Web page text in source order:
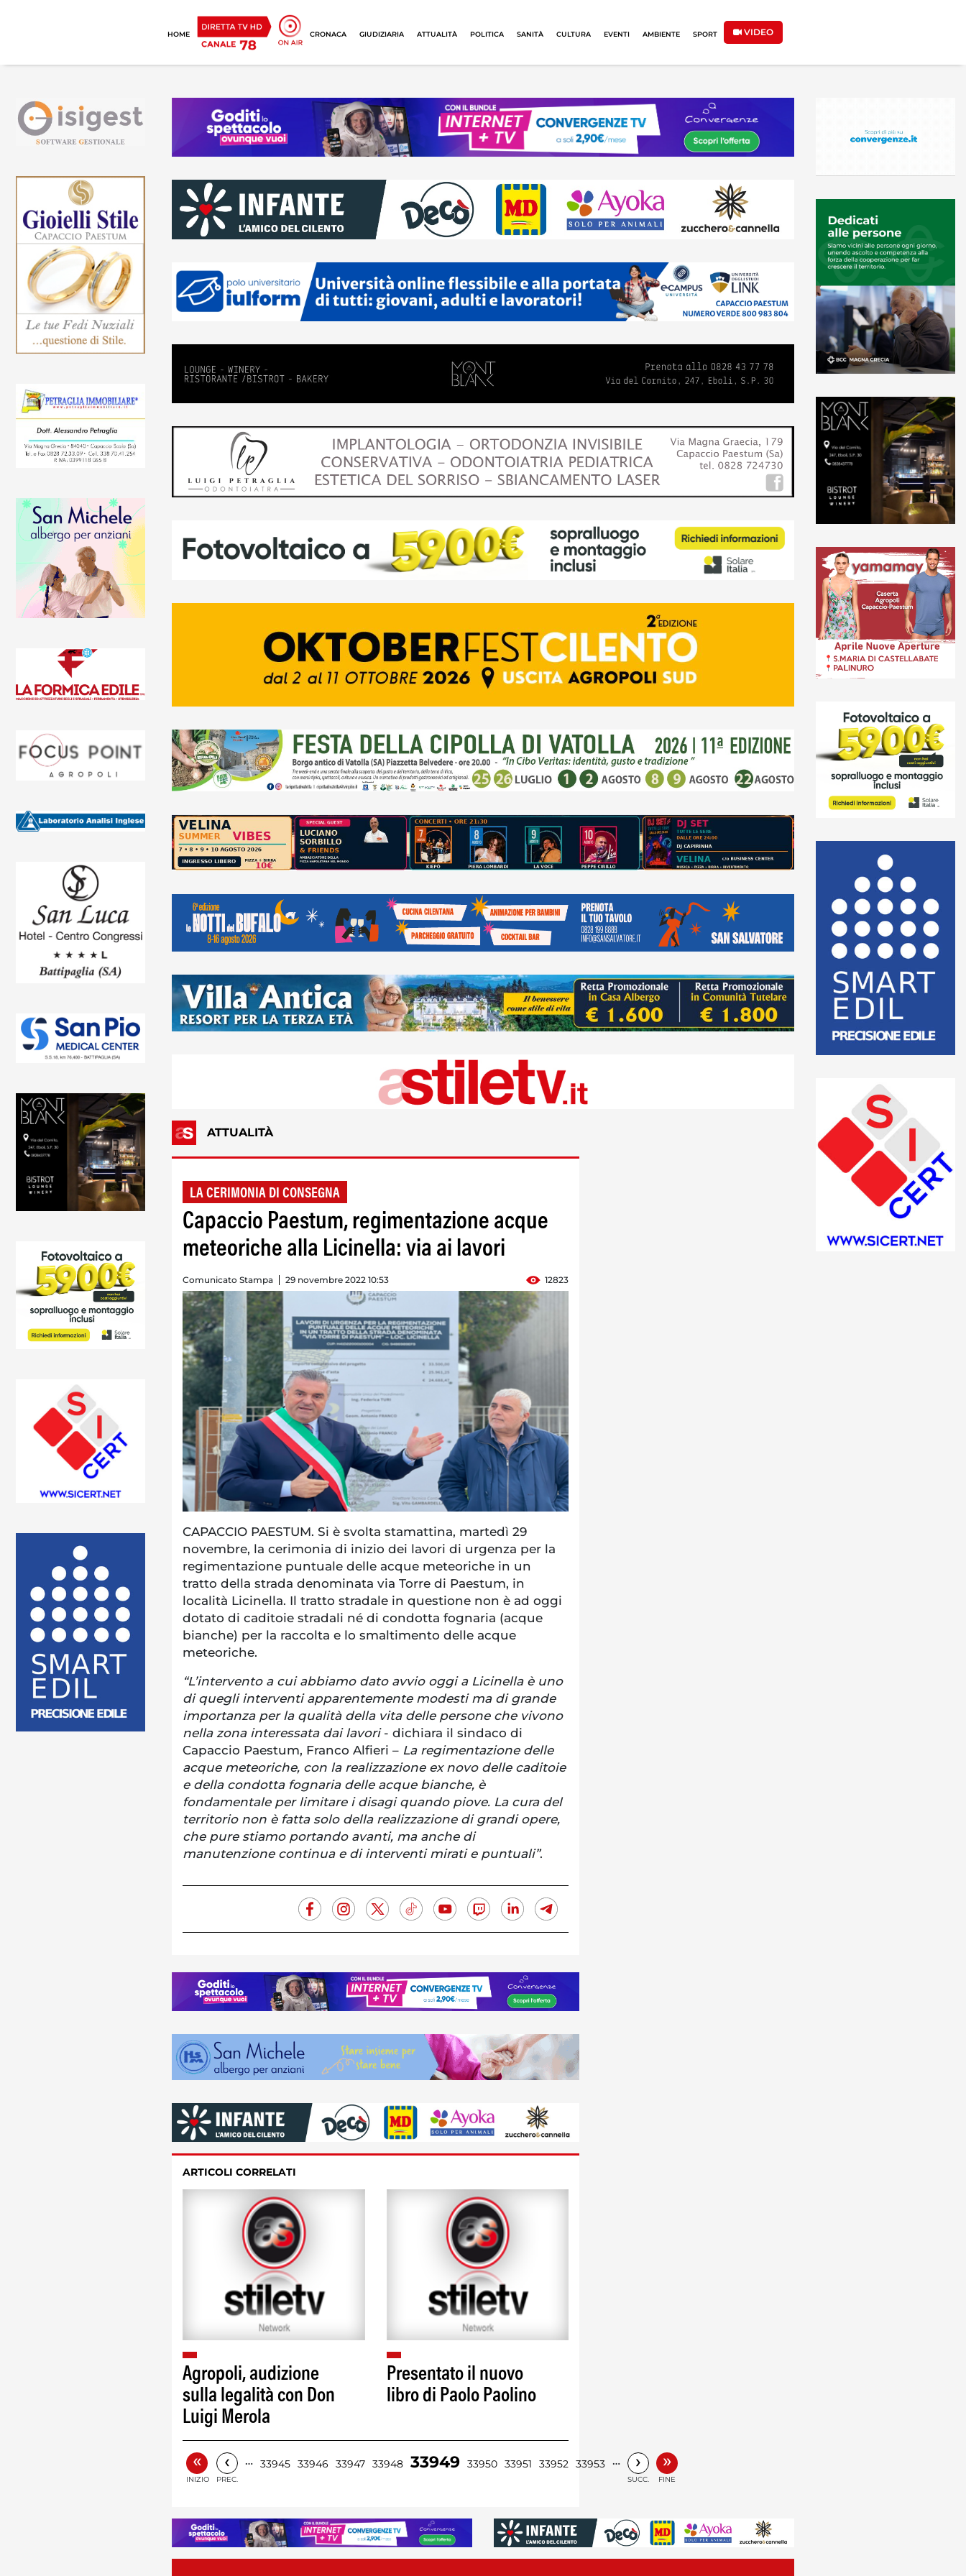
HOME CRONACA GIUDIZIARIA ATTUALITÀ POLITICA SANITÀ CULTURA EVENTI AMBIENTE SPORT VIDEO
ATTUALITÀ
LA CERIMONIA DI CONSEGNA
Capaccio Paestum, regimentazione acque
meteoriche alla Licinella: via ai lavori
Comunicato Stampa 29 novembre 2022 10:53 12823
CAPACCIO PAESTUM. Si è svolta stamattina, martedì 29
novembre, la cerimonia di inizio dei lavori di urgenza per la
regimentazione puntuale delle acque meteoriche in un
tratto della strada denominata via Torre di Paestum, in
località Licinella. Il tratto stradale in questione non è ad oggi
dotato di caditoie stradali né di condotta fognaria (acque
bianche) per la raccolta e lo smaltimento delle acque
meteoriche.
“L’intervento a cui abbiamo dato avvio oggi a Licinella è uno
di quegli interventi apparentemente modesti ma di grande
importanza per la qualità della vita delle persone che vivono
nella zona interessata dai lavori - dichiara il sindaco di
Capaccio Paestum, Franco Alfieri – La regimentazione delle
acque meteoriche, con la realizzazione ex novo delle caditoie
e della condotta fognaria delle acque bianche, è
fondamentale per limitare i disagi quando piove. La cura del
territorio non è fatta solo della realizzazione di grandi opere,
che pure stiamo portando avanti, ma anche di
manutenzione continua e di interventi mirati e puntuali”.
ARTICOLI CORRELATI
Agropoli, audizione
sulla legalità con Don
Luigi Merola
Presentato il nuovo
libro di Paolo Paolino
«
INIZIO
‹
PREC.
… 33945 33946 33947 33948 33949 33950 33951 33952 33953 … ›
SUCC.
»
FINE